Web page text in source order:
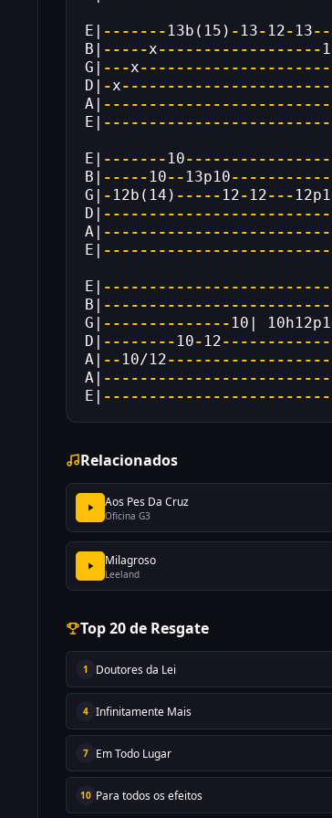
E| ------- 13b(15) - 13- 12- 13
B| -----x------------------
G| ---x
D| -x
A|
E|
E| ------- 10
B| ----- 10-- 13p10
G| - 12b(14) ----- 12- 12---
D|
A|
E|
E|
B|
G| -------------- 10|
D| -------- 10- 12
A| -- 10/12
A|
E|
Relacionados
Aos Pes Da Cruz
Oficina G3
Milagroso
Leeland
Top 20 de Resgate
1 Doutores da Lei
4 Infinitamente Mais
7 Em Todo Lugar
10 Para todos os efeitos